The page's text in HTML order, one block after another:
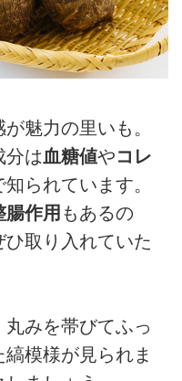
魅力の里いも。
分は 血糖値やコレ
られています。
腸作用 もあるの
取り入れていた
みを帯びてふっ
模様が見られま